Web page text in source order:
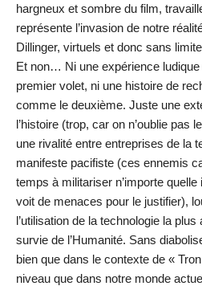
hargneux et sombre du film,
représente l’invasion de notre
Dillinger, virtuels et donc sans
Et non… Ni une expérience
premier volet, ni une histoire de
comme le deuxième. Juste une
l’histoire (trop, car on n’oublie pas
une rivalité entre entreprises de la
manifeste pacifiste (ces ennemis
temps à militariser n’importe quelle
voit de menaces pour le justifier),
l’utilisation de la technologie la
survie de l’Humanité. Sans
bien que dans le contexte de «
niveau que dans notre monde